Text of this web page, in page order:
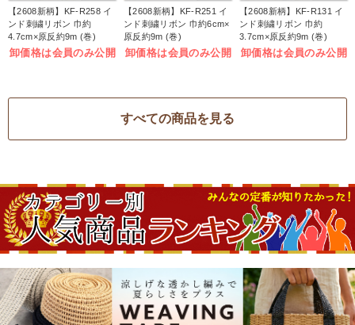
【2608新柄】KF-R258 イ
ンド刺繍リボン 巾約
4.7cm×原反約9m (巻)
卸価格は会員のみ公開
【2608新柄】KF-R251 イ
ンド刺繍リボン 巾約6cm×
原反約9m (巻)
卸価格は会員のみ公開
【2608新柄】KF-R131 イ
ンド刺繍リボン 巾約
3.7cm×原反約9m (巻)
卸価格は会員のみ公開
すべての商品を見る